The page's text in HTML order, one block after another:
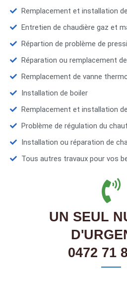
Remplacement et installation
Entretien de chaudière gaz et
Répartion de problème de
Réparation ou remplacement
Remplacement de vanne
Installation de boiler
Remplacement et installation
Problème de régulation du
Installation ou réparation de
Tous autres travaux pour vos
UN SEUL
0472 71